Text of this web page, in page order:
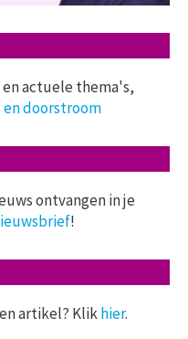
actuele thema's,
en doorstroom
ontvangen in je
!
artikel? Klikhier.